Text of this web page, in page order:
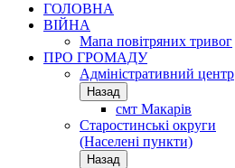
ГОЛОВНА
ВІЙНА
Мапа повітряних тривог
ПРО ГРОМАДУ
Aдміністративний центр
Назад
смт Макарів
Старостинські округи
(Населені пункти)
Назад